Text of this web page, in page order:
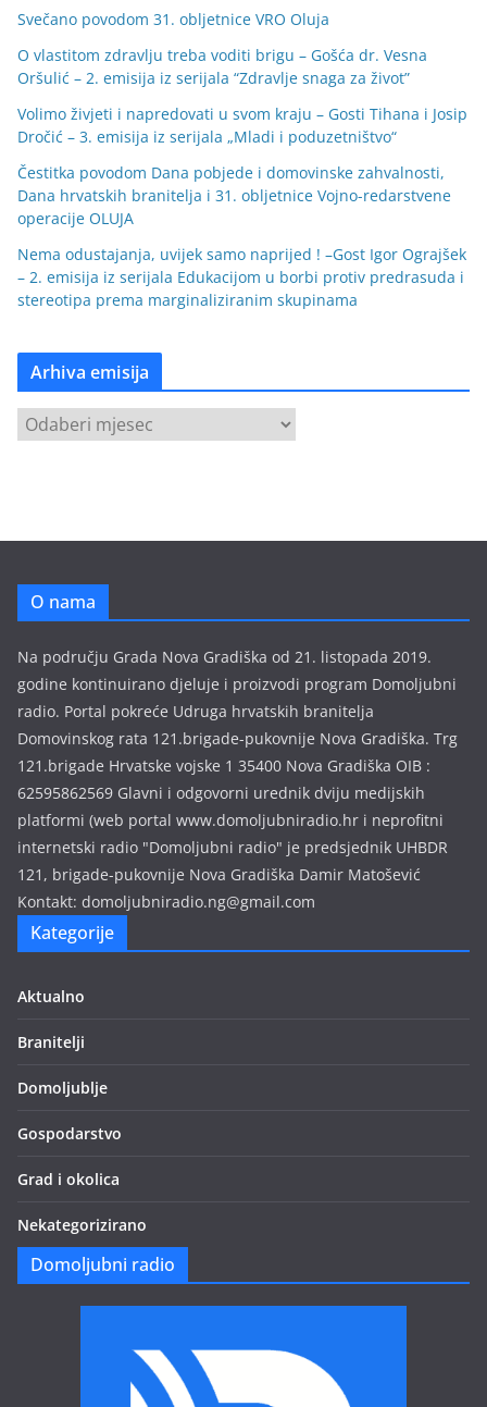
Svečano povodom 31. obljetnice VRO Oluja
O vlastitom zdravlju treba voditi brigu – Gošća dr. Vesna
Oršulić – 2. emisija iz serijala “Zdravlje snaga za život”
Volimo živjeti i napredovati u svom kraju – Gosti Tihana i Josip
Dročić – 3. emisija iz serijala „Mladi i poduzetništvo“
Čestitka povodom Dana pobjede i domovinske zahvalnosti,
Dana hrvatskih branitelja i 31. obljetnice Vojno-redarstvene
operacije OLUJA
Nema odustajanja, uvijek samo naprijed ! –Gost Igor Ograjšek
– 2. emisija iz serijala Edukacijom u borbi protiv predrasuda i
stereotipa prema marginaliziranim skupinama
Arhiva emisija
e
s
i
j
a
O nama
Na području Grada Nova Gradiška od 21. listopada 2019.
godine kontinuirano djeluje i proizvodi program Domoljubni
radio. Portal pokreće Udruga hrvatskih branitelja
Domovinskog rata 121.brigade-pukovnije Nova Gradiška. Trg
121.brigade Hrvatske vojske 1 35400 Nova Gradiška OIB :
62595862569 Glavni i odgovorni urednik dviju medijskih
platformi (web portal www.domoljubniradio.hr i neprofitni
internetski radio "Domoljubni radio" je predsjednik UHBDR
121, brigade-pukovnije Nova Gradiška Damir Matošević
Kontakt: domoljubniradio.ng@gmail.com
Kategorije
Aktualno
Branitelji
Domoljublje
Gospodarstvo
Grad i okolica
Nekategorizirano
Domoljubni radio